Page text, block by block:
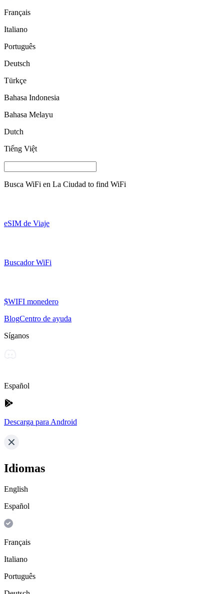
Français
Italiano
Português
Deutsch
Türkçe
Bahasa Indonesia
Bahasa Melayu
Dutch
Tiếng Việt
Busca WiFi en La Ciudad to find WiFi
eSIM de Viaje
Buscador WiFi
$WIFI monedero
BlogCentro de ayuda
Síganos
Español
Descarga para Android
Idiomas
English
Español
Français
Italiano
Português